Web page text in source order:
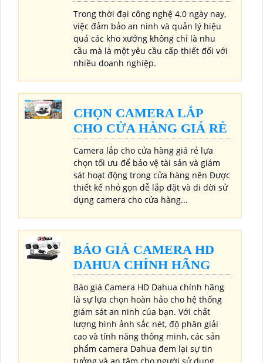
Trong thời đại công nghệ 4.0 ngày nay,
việc đảm bảo an ninh và quản lý hiệu
quả các kho xưởng không chỉ là nhu
cầu mà là một yêu cầu cấp thiết đối với
nhiều doanh nghiệp.
CHỌN CAMERA LẮP
CHO CỬA HÀNG GIÁ RẺ
Camera lắp cho cửa hàng giá rẻ lựa
chọn tối ưu để bảo vệ tài sản và giám
sát hoạt động trong cửa hàng nên Được
thiết kế nhỏ gọn dễ lắp đặt và di dời sử
dụng camera cho cửa hàng...
BÁO GIÁ CAMERA HD
DAHUA CHÍNH HÃNG
Báo giá Camera HD Dahua chính hãng
là sự lựa chọn hoàn hảo cho hệ thống
giám sát an ninh của bạn. Với chất
lượng hình ảnh sắc nét, độ phân giải
cao và tính năng thông minh, các sản
phẩm camera Dahua đem lại sự tin